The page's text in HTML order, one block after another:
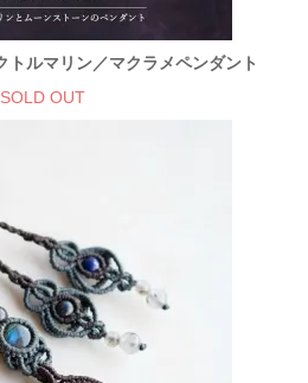
トルマリン／マクラメペンダント
SOLD OUT